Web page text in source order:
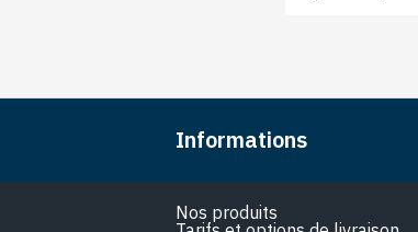
Informations
Nos produits